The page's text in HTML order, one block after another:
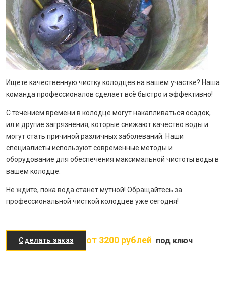
Ищете качественную чистку колодцев на вашем участке? Наша
команда профессионалов сделает всё быстро и эффективно!
С течением времени в колодце могут накапливаться осадок,
ил и другие загрязнения, которые снижают качество воды и
могут стать причиной различных заболеваний. Наши
специалисты используют современные методы и
оборудование для обеспечения максимальной чистоты воды в
вашем колодце.
Не ждите, пока вода станет мутной! Обращайтесь за
профессиональной чисткой колодцев уже сегодня!
Сделать заказ от 3200 рублей под ключ